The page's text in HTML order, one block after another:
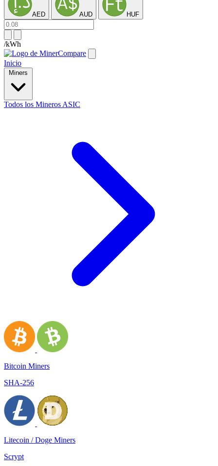
AED AUD HUF
/kWh
Inicio
Miners
Todos los Mineros ASIC
Bitcoin Miners
SHA-256
Litecoin / Doge Miners
Scrypt